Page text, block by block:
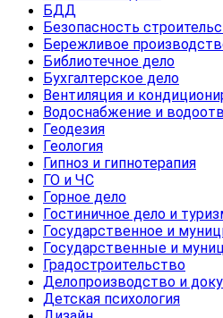
БДД
Безопасность
Бережливое
Библиотечное дело
Бухгалтерское дело
Вентиляция и
Водоснабжение и
Геодезия
Геология
Гипноз и гипнотерапия
ГО и ЧС
Горное дело
Гостиничное дело и
Государственное и
Государственные и
Градостроительство
Делопроизводство и
Детская психология